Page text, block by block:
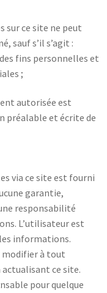
sur ce site ne peut
sauf s’il s’agit :
fins personnelles et
;
autorisée est
et écrite de
via ce site est fourni
garantie,
responsabilité
L’utilisateur est
informations.
modifier à tout
ce site.
pour quelque